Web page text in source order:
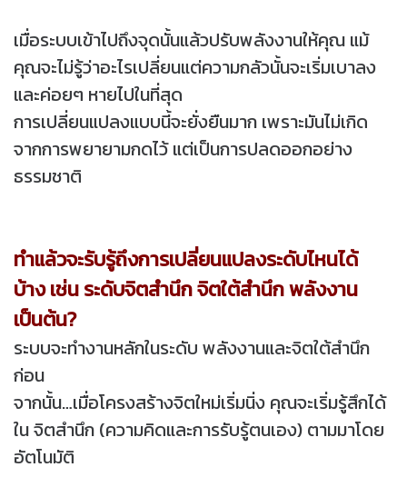
เมื่อระบบเข้าไปถึงจุดนั้นแล้วปรับพลังงานให้คุณ แม้
คุณจะไม่รู้ว่าอะไรเปลี่ยนแต่ความกลัวนั้นจะเริ่มเบาลง
และค่อยๆ หายไปในที่สุด
การเปลี่ยนแปลงแบบนี้จะยั่งยืนมาก เพราะมันไม่เกิด
จากการพยายามกดไว้ แต่เป็นการปลดออกอย่าง
ธรรมชาติ
ทำแล้วจะรับรู้ถึงการเปลี่ยนแปลงระดับไหนได้
บ้างเช่น ระดับจิตสำนึก จิตใต้สำนึก พลังงาน
เป็นต้น?
ระบบจะทำงานหลักในระดับ พลังงานและจิตใต้สำนึก
ก่อน
จากนั้น…เมื่อโครงสร้างจิตใหม่เริ่มนิ่ง คุณจะเริ่มรู้สึกได้
ใน จิตสำนึก (ความคิดและการรับรู้ตนเอง) ตามมาโดย
อัตโนมัติ